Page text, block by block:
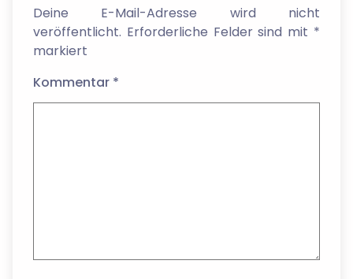
Deine E-Mail-Adresse wird nicht
veröffentlicht. Erforderliche Felder sind mit *
markiert
Kommentar *